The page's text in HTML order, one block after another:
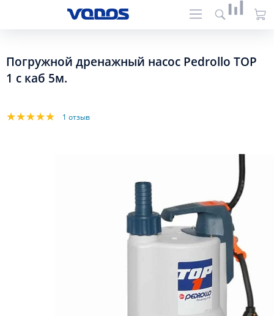
Погружной дренажный насос Pedrollo TOP
1 с каб 5м.
1 отзыв